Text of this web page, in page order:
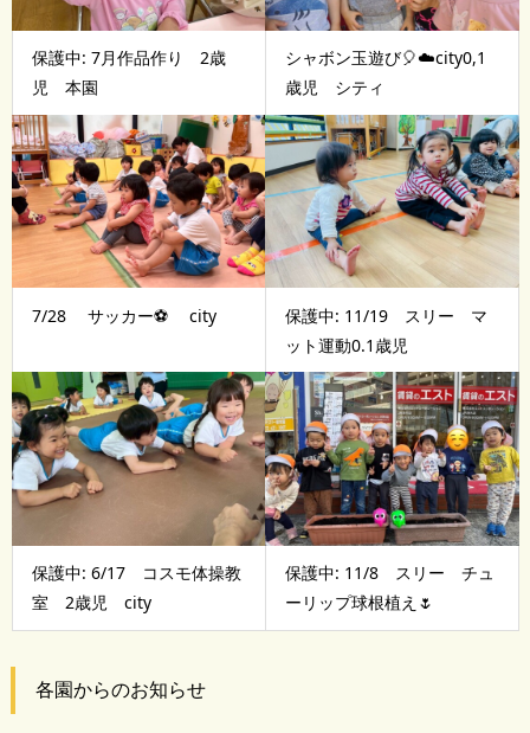
保護中: 7月作品作り 2歳
児 本園
シャボン玉遊び🎈☁️city0,1
歳児 シティ
7/28 サッカー⚽️ city
保護中: 11/19 スリー マ
ット運動0.1歳児
保護中: 6/17 コスモ体操教
室 2歳児 city
保護中: 11/8 スリー チュ
ーリップ球根植え🌷
各園からのお知らせ